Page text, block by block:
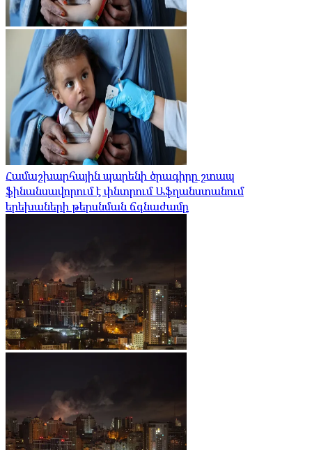
Համաշխարհային պարենի ծրագիրը շտապ
ֆինանսավորում է փնտրում Աֆղանստանում
երեխաների թերսնման ճգնաժամը